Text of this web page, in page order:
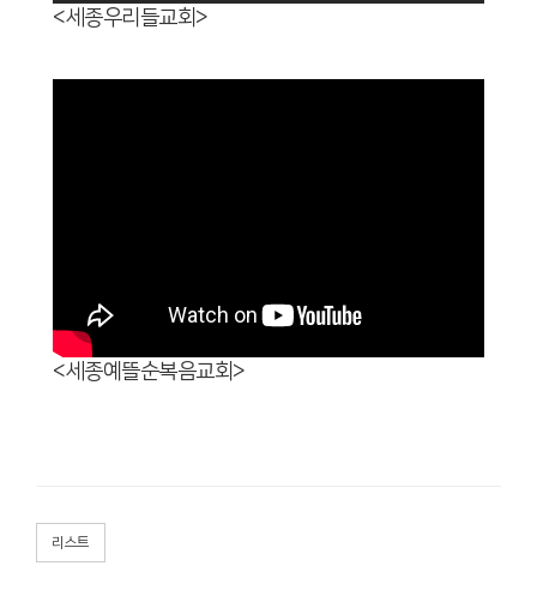
<세종우리들교회>
<세종예뜰순복음교회>
리스트